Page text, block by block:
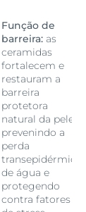
Função de
barreira:as
ceramidas
fortalecem e
restauram a
barreira
protetora
natural da pele,
prevenindo a
perda
transepidérmica
de água e
protegendo
contra fatores